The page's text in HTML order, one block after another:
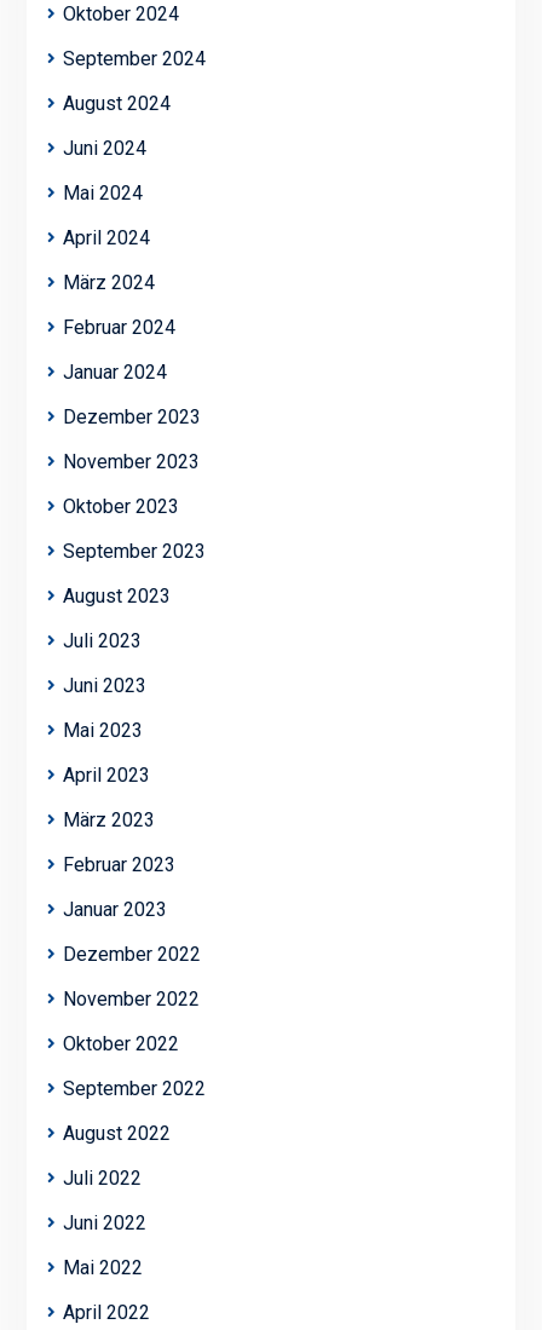
Oktober 2024
September 2024
August 2024
Juni 2024
Mai 2024
April 2024
März 2024
Februar 2024
Januar 2024
Dezember 2023
November 2023
Oktober 2023
September 2023
August 2023
Juli 2023
Juni 2023
Mai 2023
April 2023
März 2023
Februar 2023
Januar 2023
Dezember 2022
November 2022
Oktober 2022
September 2022
August 2022
Juli 2022
Juni 2022
Mai 2022
April 2022